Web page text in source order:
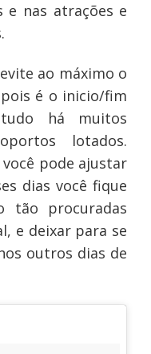
e nas atrações e
ao máximo o
é o inicio/fim
há muitos
lotados.
pode ajustar
dias você fique
tão procuradas
e deixar para se
outros dias de